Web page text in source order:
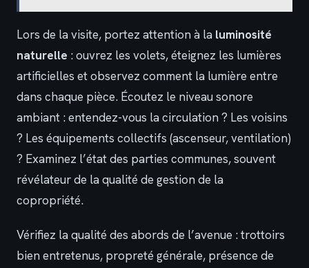
Lors de la visite, portez attention à la luminosité
naturelle : ouvrez les volets, éteignez les lumières
artificielles et observez comment la lumière entre
dans chaque pièce. Écoutez le niveau sonore
ambiant : entendez-vous la circulation ? Les voisins
? Les équipements collectifs (ascenseur, ventilation)
? Examinez l’état des parties communes, souvent
révélateur de la qualité de gestion de la
copropriété.
Vérifiez la qualité des abords de l’avenue : trottoirs
bien entretenus, propreté générale, présence de